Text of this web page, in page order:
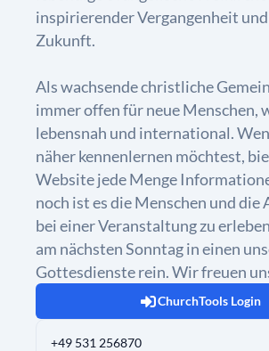
inspirierender Vergangenheit
Zukunft.
Als wachsende christliche
immer offen für neue Menschen,
lebensnah und international.
näher kennenlernen möchtest,
Website jede Menge
noch ist es die Menschen und die
bei einer Veranstaltung zu
am nächsten Sonntag in einen
Gottesdienste rein. Wir freuen
ChurchTools Login
+49 531 256870